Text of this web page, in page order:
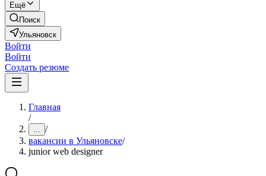
Ещё
Поиск
Ульяновск
Войти
Войти
Создать резюме
Главная
/
... /
вакансии в Ульяновске/
junior web designer